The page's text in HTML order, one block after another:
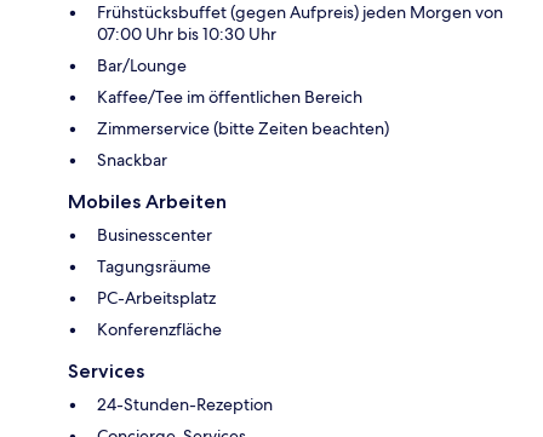
Frühstücksbuffet (gegen Aufpreis) jeden Morgen von
07:00 Uhr bis 10:30 Uhr
Bar/Lounge
Kaffee/Tee im öffentlichen Bereich
Zimmerservice (bitte Zeiten beachten)
Snackbar
Mobiles Arbeiten
Businesscenter
Tagungsräume
PC-Arbeitsplatz
Konferenzfläche
Services
24-Stunden-Rezeption